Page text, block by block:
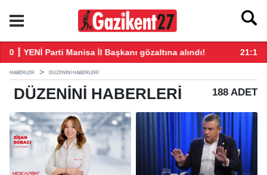
21:18 ┋ Erdoğan'dan 'çerçeve yasa' değerlendirmesi
HABERLER DÜZENINI HABERLERI
DÜZENINI HABERLERI 188 ADET